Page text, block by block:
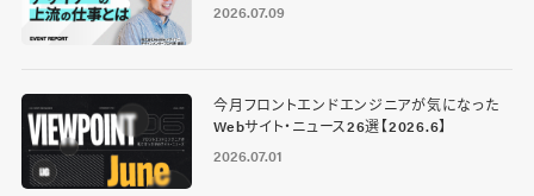
2026.07.09
今月フロントエンドエンジニアが気になった
Webサイト・ニュース26選【2026.6】
2026.07.01